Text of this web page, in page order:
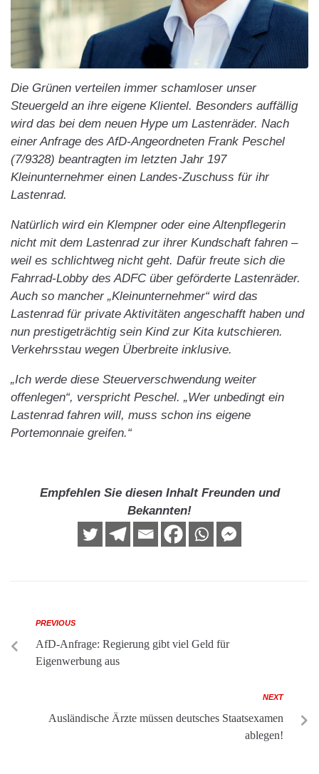
Die Grünen verteilen immer schamloser unser
Steuergeld an ihre eigene Klientel. Besonders auffällig
wird das bei dem neuen Hype um Lastenräder. Nach
einer Anfrage des AfD-Angeordneten Frank Peschel
(7/9328) beantragten im letzten Jahr 197
Kleinunternehmer einen Landes-Zuschuss für ihr
Lastenrad.
Natürlich wird ein Klempner oder eine Altenpflegerin
nicht mit dem Lastenrad zur ihrer Kundschaft fahren –
weil es schlichtweg nicht geht. Dafür freute sich die
Fahrrad-Lobby des ADFC über geförderte Lastenräder.
Auch so mancher „Kleinunternehmer“ wird das
Lastenrad für private Aktivitäten angeschafft haben und
nun prestigeträchtig sein Kind zur Kita kutschieren.
Verkehrsstau wegen Überbreite inklusive.
„Ich werde diese Steuerverschwendung weiter
offenlegen“, verspricht Peschel. „Wer unbedingt ein
Lastenrad fahren will, muss schon ins eigene
Portemonnaie greifen.“
Empfehlen Sie diesen Inhalt Freunden und
Bekannten!
PREVIOUS
AfD-Anfrage: Regierung gibt viel Geld für
Eigenwerbung aus
NEXT
Ausländische Ärzte müssen deutsches Staatsexamen
ablegen!